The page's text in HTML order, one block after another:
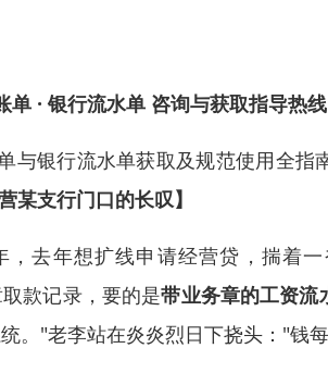
· 银行流水单 咨询与获取指导热
与银行流水单获取及规范使用全
某支行门口的长叹】
去年想扩线申请经营贷，揣着
款记录，要的是带业务章的工资流
。"老李站在炎炎烈日下挠头："钱